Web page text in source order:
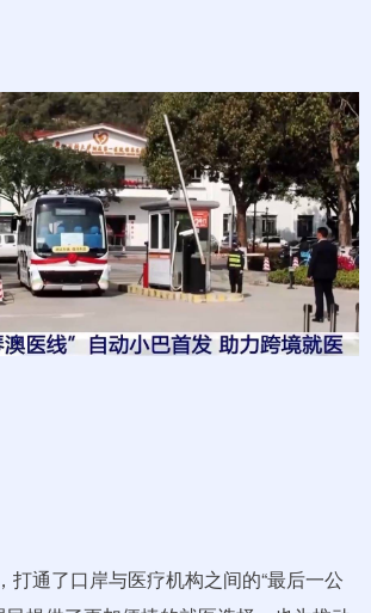
打通了口岸与医疗机构之间的“最后一公